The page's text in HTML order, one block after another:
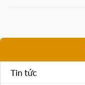
Tin tức